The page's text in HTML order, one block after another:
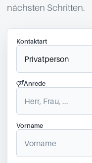
nächsten Schritten.
Kontaktart
Anrede
Vorname